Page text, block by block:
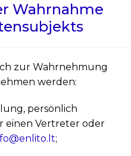
Wahrnahme
zur Wahrnehmung
werden:
persönlich
einen Vertreter oder
;